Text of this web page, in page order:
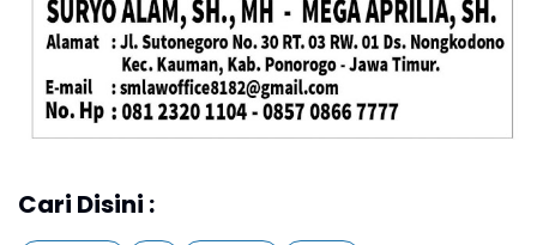
Cari Disini :